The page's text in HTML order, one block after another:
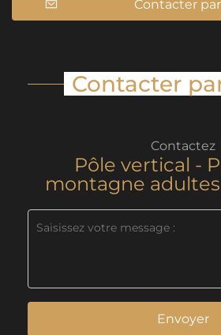
Contacter
Contacter
Contactez
Pôle vertical -
montagne
Envoyer